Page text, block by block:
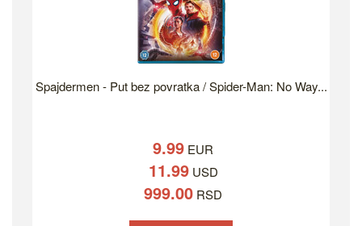
Spajdermen - Put bez povratka / Spider-Man: No Way...
9.99 EUR
11.99USD
999.00 RSD